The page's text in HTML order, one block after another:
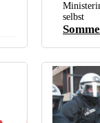
selbst